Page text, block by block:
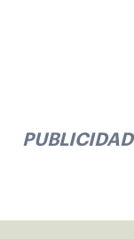
PUBLICIDAD